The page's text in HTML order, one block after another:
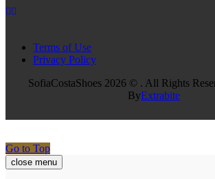
Terms of Use
Privacy Policy
SofiaCostaShoes 2026 © . All Rights
ByExtrabite
Go to Top
close menu